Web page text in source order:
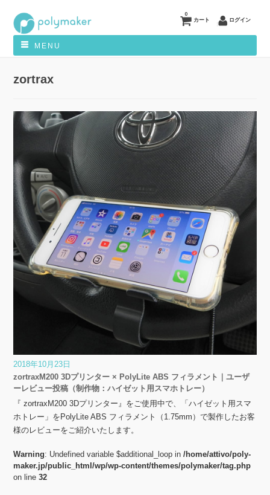
カート
0
ログイン
MENU
zortrax
2018年10月23日
zortraxM200 3Dプリンター × PolyLite ABS フィラメント｜ユーザ
ーレビュー投稿（制作物：ハイゼット用スマホトレー）
『 zortraxM200 3Dプリンター』をご使用中で、「ハイゼット用スマ
ホトレー」をPolyLite ABS フィラメント（1.75mm）で製作したお客
様のレビューをご紹介いたします。
Warning: Undefined variable $additional_loop in/home/attivo/poly-
maker.jp/public_html/wp/wp-content/themes/polymaker/tag.php
on line32